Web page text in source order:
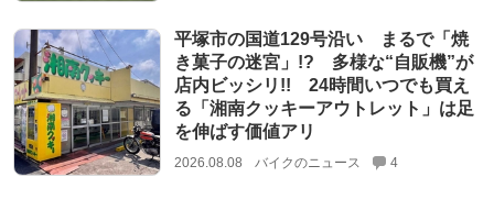
平塚市の国道129号沿い まるで「焼
き菓子の迷宮」!? 多様な“自販機”が
店内ビッシリ!! 24時間いつでも買え
る「湘南クッキーアウトレット」は足
を伸ばす価値アリ
2026.08.08 バイクのニュース 4